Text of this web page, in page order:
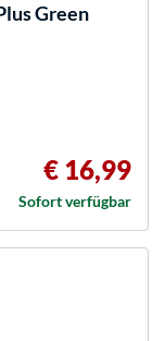
Green
€ 16,99
Sofort verfügbar